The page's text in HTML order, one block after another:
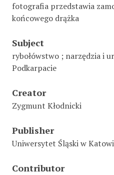
fotografia przedstawia
końcowego drążka
Subject
rybołówstwo ; narzędzia i
Podkarpacie
Creator
Zygmunt Kłodnicki
Publisher
Uniwersytet Śląski w
Contributor